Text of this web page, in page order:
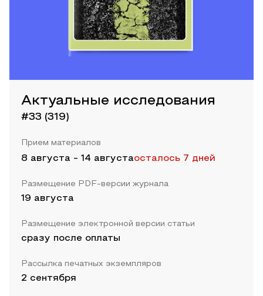
Актуальные исследования
#33 (319)
Прием материалов
8 августа - 14 августаосталось 7 дней
Размещение PDF-версии журнала
19 августа
Размещение электронной версии статьи
сразу после оплаты
Рассылка печатных экземпляров
2 сентября